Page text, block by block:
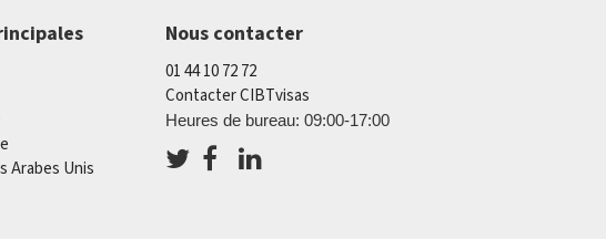
Arabes Unis
Nous contacter
01 44 10 72 72
Contacter CIBTvisas
Heures de bureau: 09:00-17:00